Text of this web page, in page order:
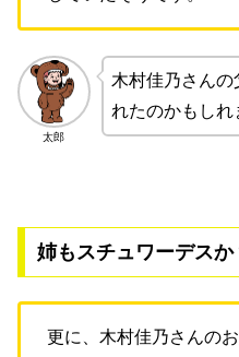
太郎
木村佳乃さん
れたのかもしれ
姉もスチュワーデスか
更に、木村佳乃さんの